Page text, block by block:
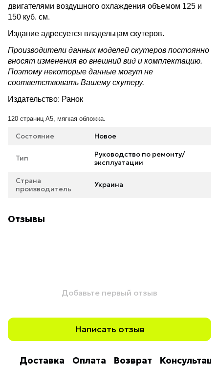
двигателями воздушного охлаждения объемом 125 и
150 куб. см.
Издание адресуется владельцам скутеров.
Производители данных моделей скутеров постоянно
вносят изменения во внешний вид и комплектацию.
Поэтому некоторые данные могут не
соответствовать Вашему скутеру.
Издательство: Ранок
120 страниц А5, мягкая обложка.
Состояние Новое
Тип
Руководство по ремонту/
эксплуатации
Страна
производитель
Украина
Отзывы
Добавьте первый отзыв
Написать отзыв
Доставка Оплата Возврат